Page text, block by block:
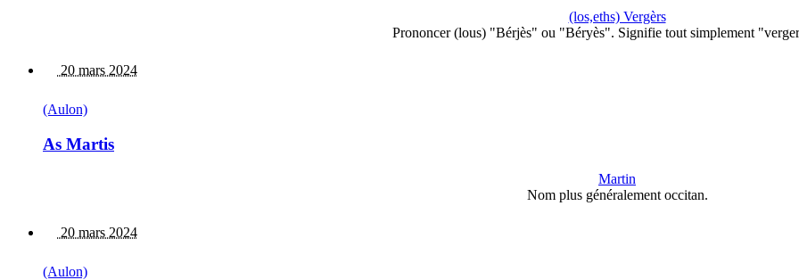
(los,eths) Vergèrs
Prononcer (lous) "Bérjès" ou "Béryès". Signifie tout simplement
20 mars 2024
(Aulon)
As Martis
Martin
Nom plus généralement occitan.
20 mars 2024
(Aulon)